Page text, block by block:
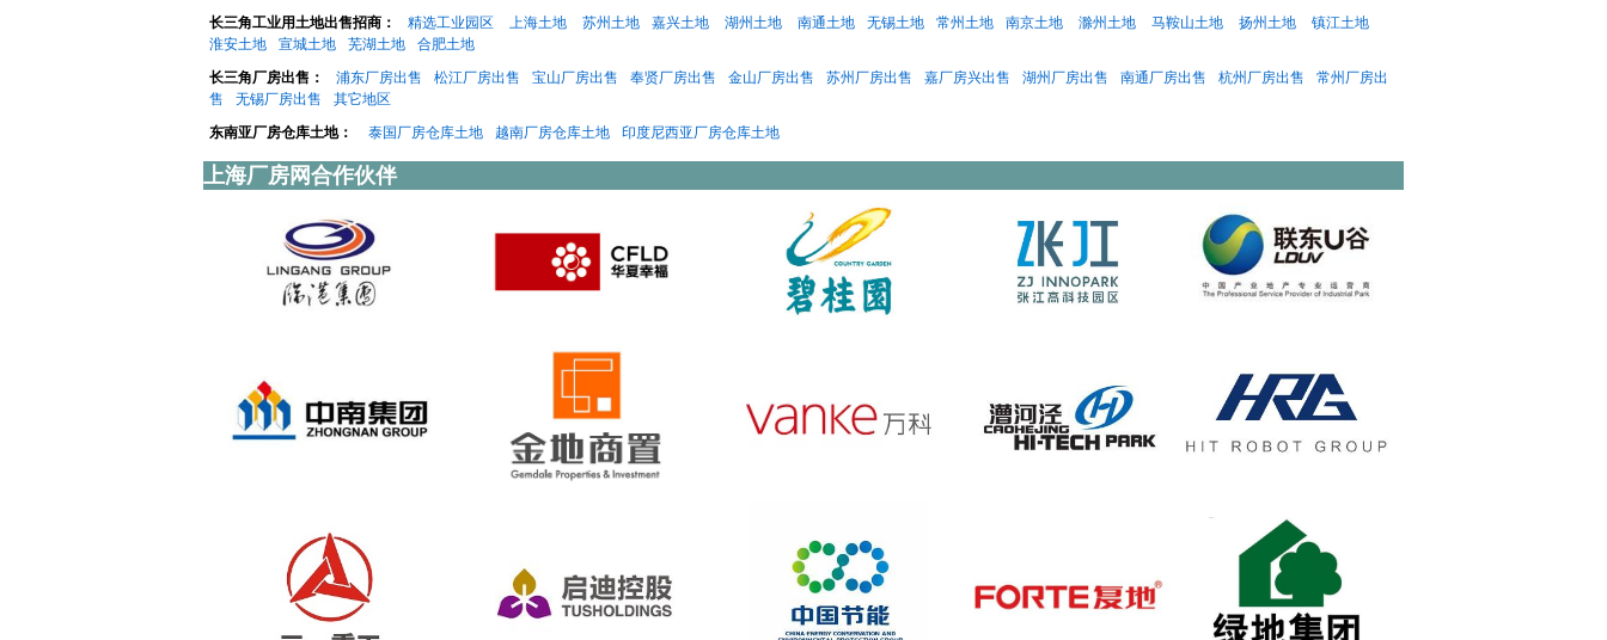
长三角工业用土地出售招商：
精选工业园区 上海土地 苏州土地 嘉兴土地 湖州土地 南通土地 无锡土地 常州土地 南京土地 滁州土地 马鞍山土地 扬州土地
镇江土地
淮安土地
宣城土地 芜湖土地
合肥土地
长三角厂房出售：
浦东厂房出售 松江厂房出售 宝山厂房出售 奉贤厂房出售 金山厂房出售 苏州厂房出售 嘉厂房兴出售 湖州厂房出售 南通厂房出售 杭州厂房出售
常州厂房出
售
无锡厂房出售
其它地区
东南亚厂房仓库土地：
泰国厂房仓库土地 越南厂房仓库土地 印度尼西亚厂房仓库土地
上海厂房网合作伙伴